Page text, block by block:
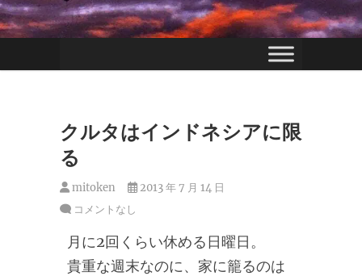
クルタはインドネシアに限
る
mitoken
2013 年 7 月 14 日
コメントなし
月に2回くらい休める日曜日。
貴重な週末なのに、家に籠るのは